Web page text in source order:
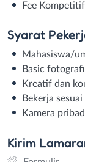
Fee Kompetitif
Syarat
Mahasiswa/
Basic
Kreatif dan
Bekerja
Kamera
Kirim